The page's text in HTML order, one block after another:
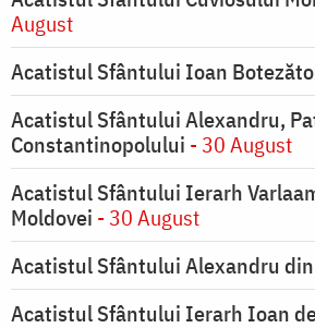
August
Acatistul Sfântului Ioan
Acatistul Sfântului Alexandru,
Constantinopolului - 30 August
Acatistul Sfântului Ierarh
Moldovei - 30 August
Acatistul Sfântului Alexandru
Acatistul Sfântului Ierarh Ioan